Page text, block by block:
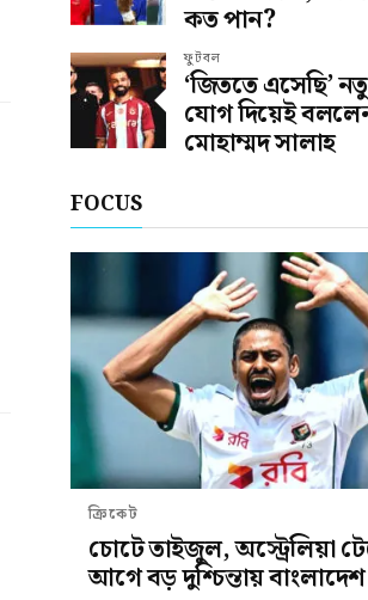
কত পান?
ফুটবল
‘জিততে এসেছি’
যোগ দিয়েই
মোহাম্মদ সালাহ
FOCUS
ক্রিকেট
চোটে তাইজুল, অস্ট্রেলিয়া
আগে বড় দুশ্চিন্তায় বাংলাদেশ